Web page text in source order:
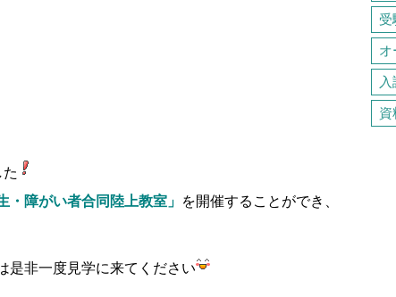
・障がい者合同陸上教室」 を開催することができ、
是非一度見学に来てください
受
オ
資